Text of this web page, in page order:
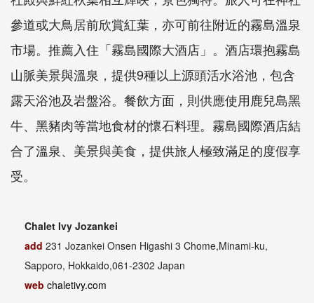
參道或大鳥居前欣賞紅葉，亦可前往附近的霧島溫泉
市場。推薦入住「霧島國際大酒店」。酒店環抱霧島
山脈美景與溫泉，提供9種以上源頭活水浴池，包含
露天浴池及岩盤浴。餐飲方面，則供應使用鹿兒島黑
牛、黑豬肉等當地食材的懷石料理。霧島國際酒店結
合了溫泉、美景與美食，提供旅人極致滿足的度假享
受。
Chalet Ivy Jozankei
add 231 Jozankei Onsen Higashi 3 Chome,Minami-ku,
Sapporo, Hokkaido,061-2302 Japan
web chaletivy.com